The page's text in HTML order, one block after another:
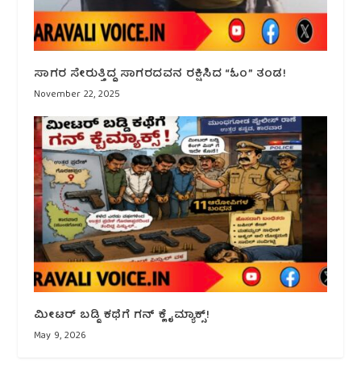
ಸಾಗರ ಸೇರುತ್ತಿದ್ದ ಸಾಗರದವನ ರಕ್ಷಿಸಿದ “ಓಂ” ತಂಡ!
November 22, 2025
ಮೀಟರ್ ಬಡ್ಡಿ ಕಥೆಗೆ ಗನ್ ಕ್ಲೈಮ್ಯಾಕ್ಸ್!
May 9, 2026